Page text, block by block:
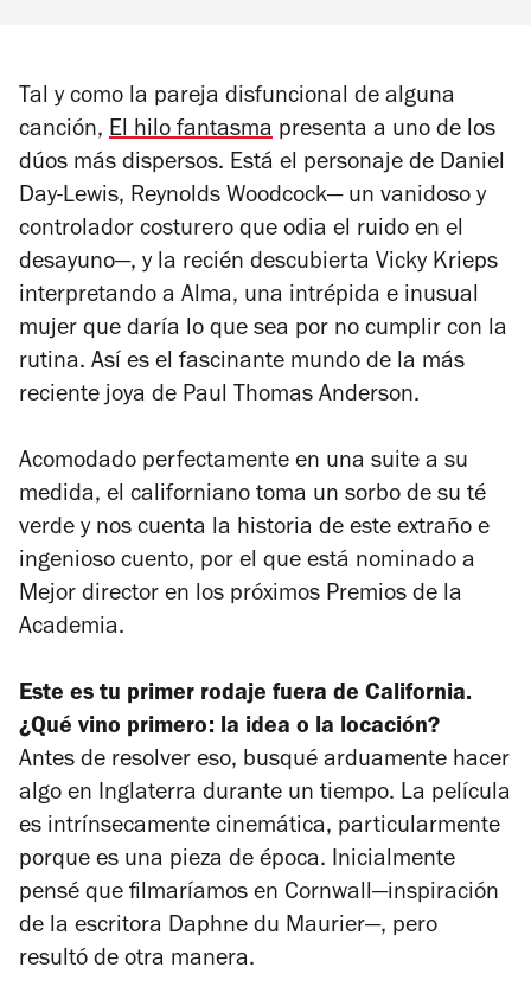
Tal y como la pareja disfuncional de alguna
canción, El hilo fantasma presenta a uno de los
dúos más dispersos. Está el personaje de Daniel
Day-Lewis, Reynolds Woodcock— un vanidoso y
controlador costurero que odia el ruido en el
desayuno—, y la recién descubierta Vicky Krieps
interpretando a Alma, una intrépida e inusual
mujer que daría lo que sea por no cumplir con la
rutina. Así es el fascinante mundo de la más
reciente joya de Paul Thomas Anderson.
Acomodado perfectamente en una suite a su
medida, el californiano toma un sorbo de su té
verde y nos cuenta la historia de este extraño e
ingenioso cuento, por el que está nominado a
Mejor director en los próximos Premios de la
Academia.
Este es tu primer rodaje fuera de California.
¿Qué vino primero: la idea o la locación?
Antes de resolver eso, busqué arduamente hacer
algo en Inglaterra durante un tiempo. La película
es intrínsecamente cinemática, particularmente
porque es una pieza de época. Inicialmente
pensé que filmaríamos en Cornwall—inspiración
de la escritora Daphne du Maurier—, pero
resultó de otra manera.